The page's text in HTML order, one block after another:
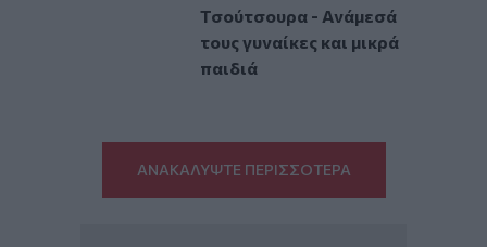
Τσούτσουρα - Ανάμεσά
τους γυναίκες και μικρά
παιδιά
ΑΝΑΚΑΛΥΨΤΕ ΠΕΡΙΣΣΟΤΕΡΑ